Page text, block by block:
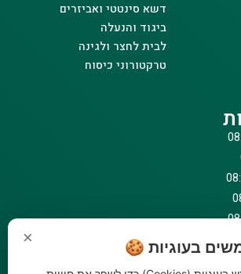
דשא סינטטי ואביזרים
ביגוד והנעלה
לבית לחצר ולגינה
טרקטורוני כיסוח
× בעוגיות 🍪